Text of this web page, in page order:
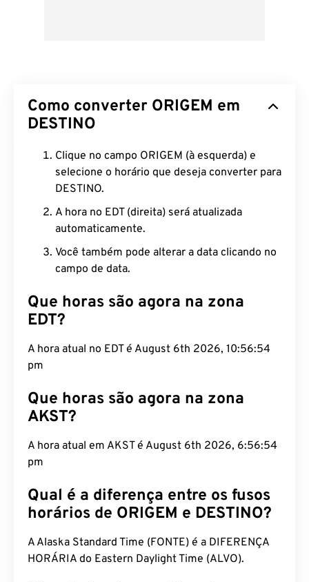
Como converter ORIGEM em
DESTINO
Clique no campo ORIGEM (à esquerda) e
selecione o horário que deseja converter para
DESTINO.
A hora no EDT (direita) será atualizada
automaticamente.
Você também pode alterar a data clicando no
campo de data.
Que horas são agora na zona
EDT?
A hora atual no EDT é August 6th 2026, 10:56:55
pm
Que horas são agora na zona
AKST?
A hora atual em AKST é August 6th 2026, 6:56:55
pm
Qual é a diferença entre os fusos
horários de ORIGEM e DESTINO?
A Alaska Standard Time (FONTE) é a DIFERENÇA
HORÁRIA do Eastern Daylight Time (ALVO).